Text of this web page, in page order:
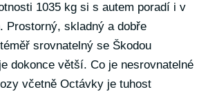
1035 kg si s autem poradí i v
Prostorný, skladný a dobře
srovnatelný se Škodou
dokonce větší. Co je nesrovnatelné
včetně Octávky je tuhost